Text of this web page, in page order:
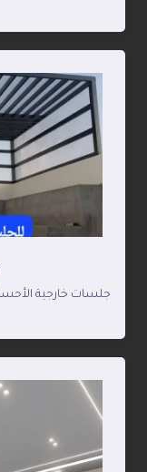
جلسات خارجية